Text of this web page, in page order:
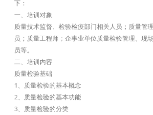
下：
一、培训对象
质量技术监督、检验检疫部门相关人员；质量管
员；质量工程师；企事业单位质量检验管理、现
员等。
二、培训内容
质量检验基础
1、质量检验的基本概念
2、质量检验的基本功能
3、质量检验的分类